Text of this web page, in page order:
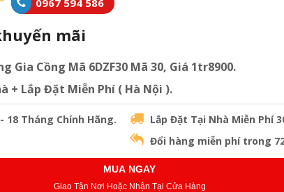
0967 594 586
mãi
Gia Cồng Mã 6DZF30 Mã 30, Giá 1tr8900.
+ Lắp Đặt Miễn Phí ( Hà Nội ).
18 Tháng Chính Hãng.
Lắp Đặt Tại Nhà Miễn Phí
Đổi hàng miễn phí trong
MUA NGAY
Giao Tận Nơi Hoặc Nhận Tại Cửa Hàng